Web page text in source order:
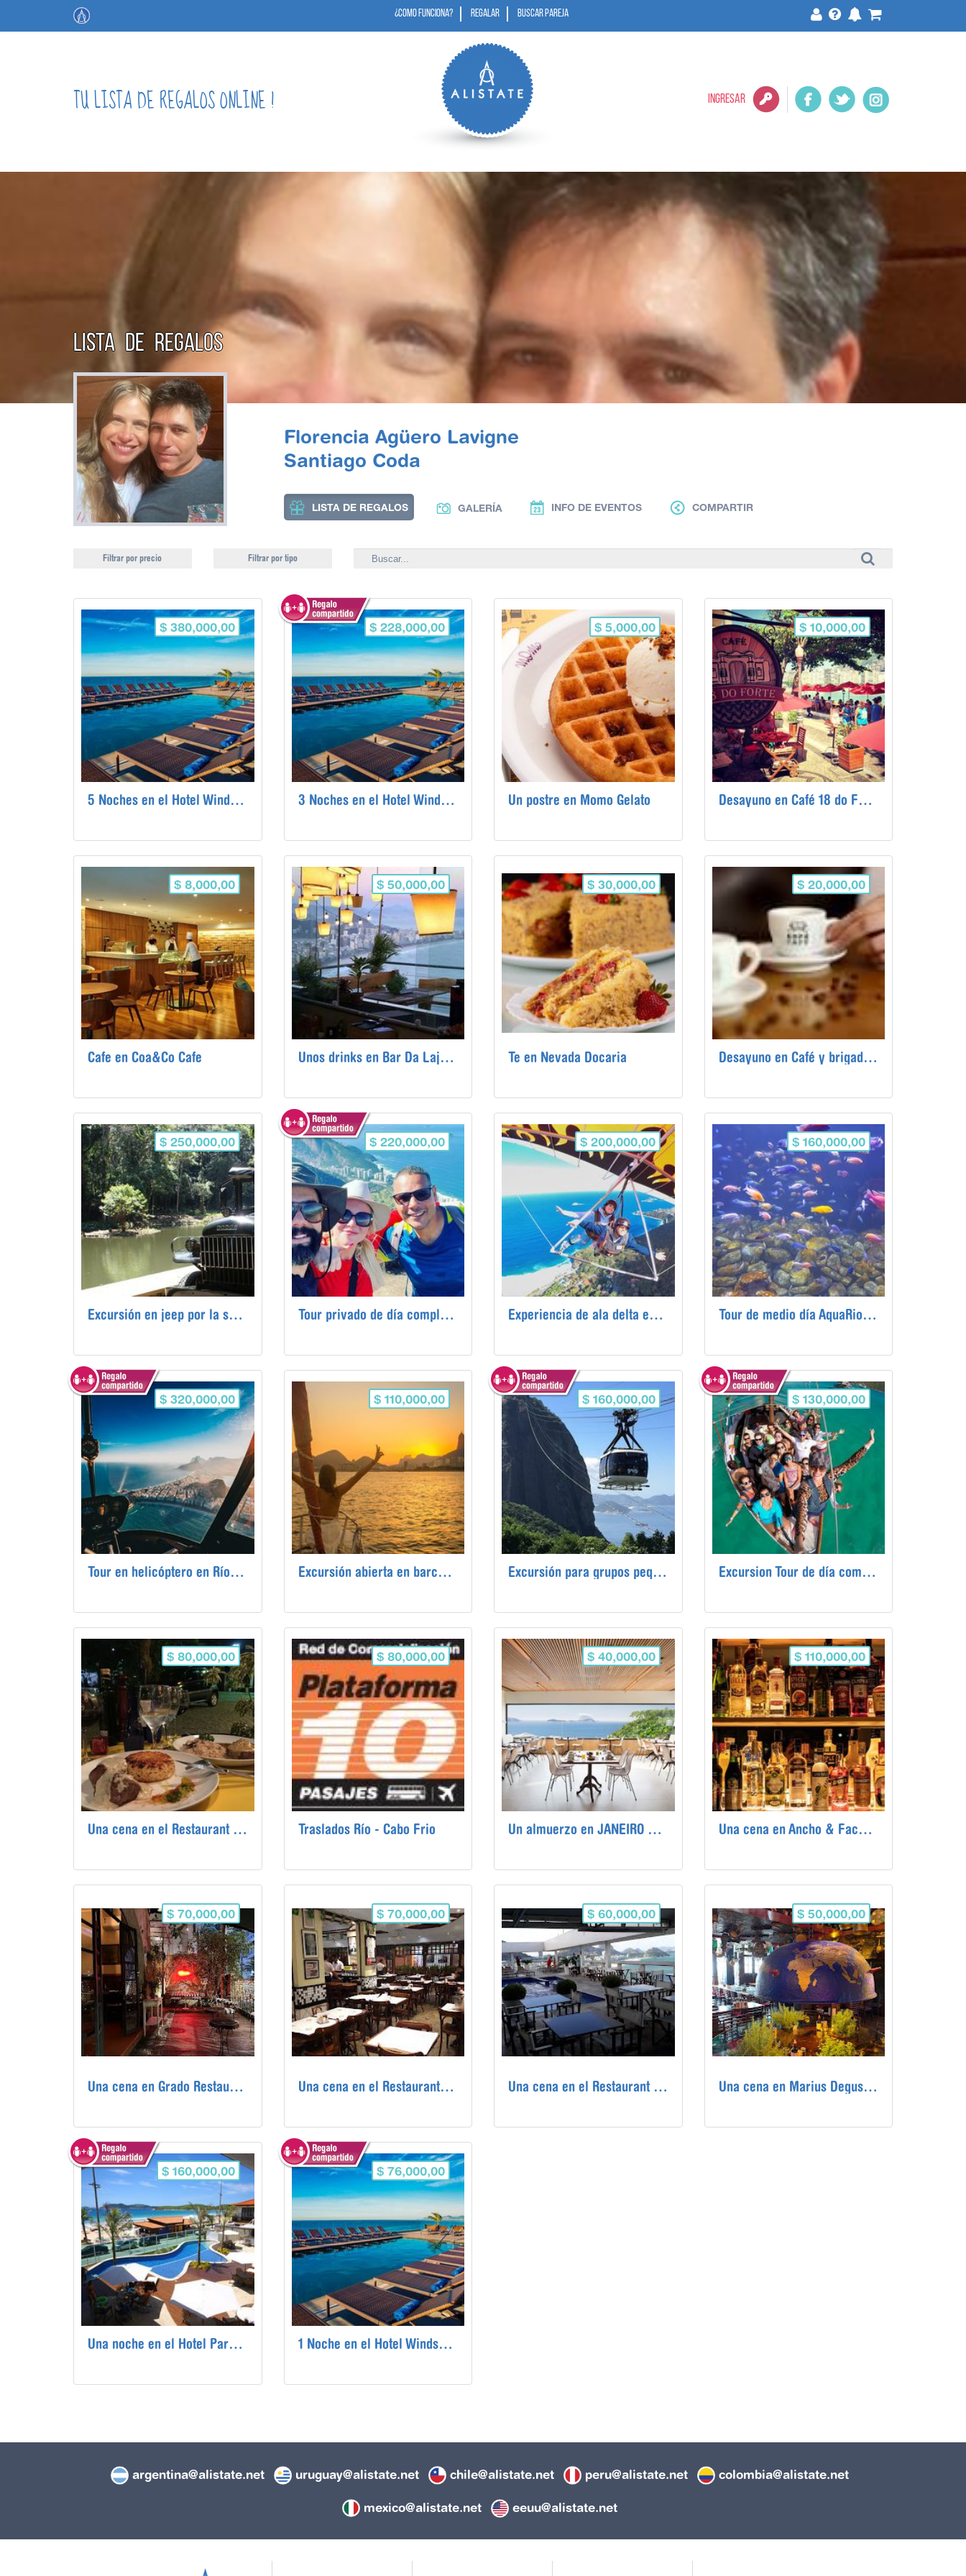
¿COMO FUNCIONA? REGALAR BUSCAR PAREJA
TU LISTA DE REGALOS ONLINE ! INGRESAR
LISTA DE REGALOS
Florencia Agüero Lavigne
Santiago Coda
LISTA DE REGALOS GALERÍA INFO DE EVENTOS COMPARTIR
Filtrar por precio Filtrar por tipo
$ 380,000,00
5 Noches en el Hotel Windsor Oceanico de Río de Janeiro
$ 228,000,00
3 Noches en el Hotel Windsor Oceanico de Río de Janeiro Brasil
$ 5,000,00
Un postre en Momo Gelato
$ 10,000,00
Desayuno en Café 18 do Forte
$ 8,000,00
Cafe en Coa&Co Cafe
$ 50,000,00
Unos drinks en Bar Da Laje, Río de Janeiro.
$ 30,000,00
Te en Nevada Docaria
$ 20,000,00
Desayuno en Café y brigadeiro.
$ 250,000,00
Excursión en jeep por la selva tropical de Tijuca desde Río de Janeiro
$ 220,000,00
Tour privado de día completo por Río
$ 200,000,00
Experiencia de ala delta en Río de Janeiro
$ 160,000,00
Tour de medio día AquaRio y Bioparque
$ 320,000,00
Tour en helicóptero en Río de Janeiro
$ 110,000,00
Excursión abierta en barco al atardecer
$ 160,000,00
Excursión para grupos pequeños del Cristo Redentor y la montaña del Pan de Azúcar
$ 130,000,00
Excursion Tour de día completo a Angra dos Reis e Ilha Grande
$ 80,000,00
Una cena en el Restaurant Galápagos de Cabo Frio
$ 80,000,00
Traslados Río - Cabo Frio
$ 40,000,00
Un almuerzo en JANEIRO RESTAURANTE en Río de Janeiro
$ 110,000,00
Una cena en Ancho & Faca de Cabo Frio.
$ 70,000,00
Una cena en Grado Restaurante en Río de Janeiro
$ 70,000,00
Una cena en el Restaurante y bar Garota de Ipanema
$ 60,000,00
Una cena en el Restaurant Skylab de Río de Janeiro
$ 50,000,00
Una cena en Marius Degustare en Rio de Janeiro
$ 160,000,00
Una noche en el Hotel Paradiso Pero Praia Hotel de Cabo Frio, Brasil.
$ 76,000,00
1 Noche en el Hotel Windsor Oceanico en Barra Da Tijuca, Brasil
argentina@alistate.net uruguay@alistate.net chile@alistate.net peru@alistate.net colombia@alistate.net
mexico@alistate.net eeuu@alistate.net